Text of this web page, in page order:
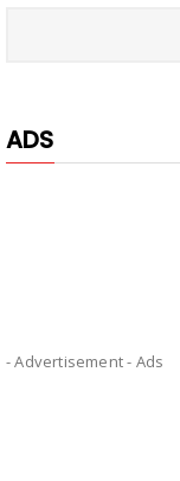
ADS
- Advertisement - Ads